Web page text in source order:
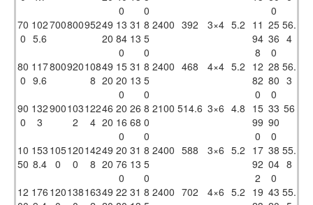
0
0
0
70
0
102
5.6
70080095249
20
13
84
0
31
13
8
5
0
2400 392 3×4 5.2 11
94
8
25
36
0
56.
4
80
0
117
9.6
800920108
8
49
20
15
20
0
31
13
8
5
0
2400 468 4×4 5.2 12
82
0
28
80
0
56.
3
90
0
132
3
900103
2
122
4
46
20
20
16
0
26
68
8
0
0
2100 514.6 3×6 4.8 15
99
0
33
90
0
56
10
50
153
8.4
105
0
120
0
142
8
49
20
20
76
0
31
13
8
5
0
2400 588 3×6 5.2 17
92
2
38
04
0
55.
8
12 176 12013816349 22 31 8 2400 702 4×6 5.2 19 43 55.